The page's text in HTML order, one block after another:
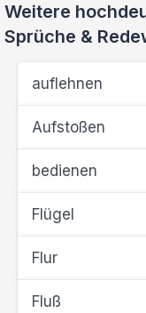
Weitere
Sprüche &
auflehnen
Aufstoßen
bedienen
Flügel
Flur
Fluß